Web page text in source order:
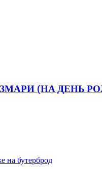
(НА ДЕНЬ